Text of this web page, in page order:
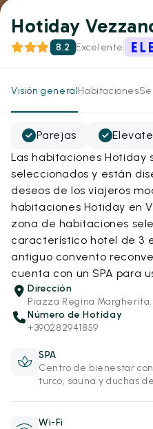
Hotiday
8.2 Excelente
Visión generalHabitaciones
Parejas
Elevate
Las habitaciones
seleccionados y están
deseos de los viajeros
habitaciones Hotiday en
zona de habitaciones
característico hotel de 3
antiguo convento
cuenta con un SPA para
Dirección
Piazza Regina
Número de Hotiday
+390282941859
SPA
Centro de bienestar
turco, sauna y duchas
Wi-Fi